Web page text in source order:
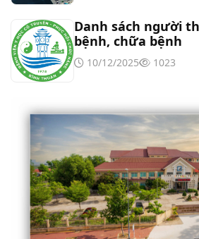
Danh sách người
bệnh, chữa bệnh
10/12/2025 1023